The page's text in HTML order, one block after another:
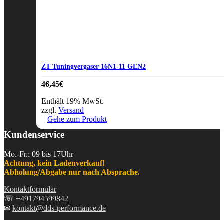
ZT Tuningvergaser 16N1-11 GEN2
46,45€
Enthält 19% MwSt.
zzgl. Versand
Gehe zum Produkt
Kundenservice
Mo.-Fr.: 09 bis 17Uhr
Achtung, kein Ladenverkauf!
Abholung/Abgabe nur nach Absprache.
Kontaktformular
☏ +491794599842
✉ kontakt@dds-performance.de